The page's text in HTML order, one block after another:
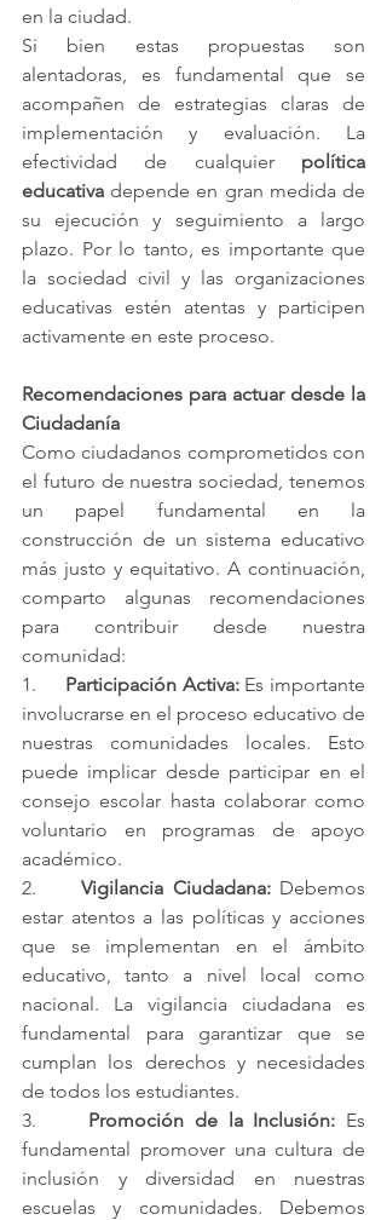
en la ciudad.
Si bien estas propuestas son
alentadoras, es fundamental que se
acompañen de estrategias claras de
implementación y evaluación. La
efectividad de cualquier política
educativa depende en gran medida de
su ejecución y seguimiento a largo
plazo. Por lo tanto, es importante que
la sociedad civil y las organizaciones
educativas estén atentas y participen
activamente en este proceso.
Recomendaciones para actuar desde la
Ciudadanía
Como ciudadanos comprometidos con
el futuro de nuestra sociedad, tenemos
un papel fundamental en la
construcción de un sistema educativo
más justo y equitativo. A continuación,
comparto algunas recomendaciones
para contribuir desde nuestra
comunidad:
1. Participación Activa: Es importante
involucrarse en el proceso educativo de
nuestras comunidades locales. Esto
puede implicar desde participar en el
consejo escolar hasta colaborar como
voluntario en programas de apoyo
académico.
2. Vigilancia Ciudadana: Debemos
estar atentos a las políticas y acciones
que se implementan en el ámbito
educativo, tanto a nivel local como
nacional. La vigilancia ciudadana es
fundamental para garantizar que se
cumplan los derechos y necesidades
de todos los estudiantes.
3. Promoción de la Inclusión: Es
fundamental promover una cultura de
inclusión y diversidad en nuestras
escuelas y comunidades. Debemos